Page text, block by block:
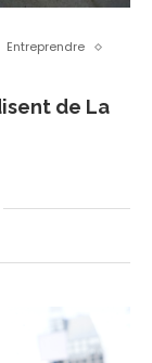
Entreprendre
de La